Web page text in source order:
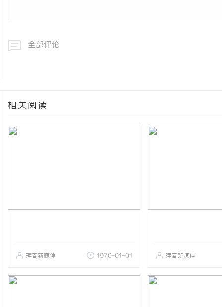
全部评论
相关阅读
珲春新媒体 1970-01-01 珲春新媒体